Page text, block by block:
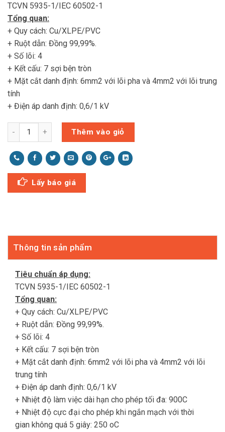
TCVN 5935-1/IEC 60502-1
Tổng quan:
+ Quy cách: Cu/XLPE/PVC
+ Ruột dẫn: Đồng 99,99%.
+ Số lõi: 4
+ Kết cấu: 7 sợi bện tròn
+ Mặt cắt danh định: 6mm2 với lõi pha và 4mm2 với lõi trung
tính
+ Điện áp danh định: 0,6/1 kV
Thêm vào giỏ
Lấy báo giá
Thông tin sản phẩm
Tiêu chuẩn áp dụng:
TCVN 5935-1/IEC 60502-1
Tổng quan:
+ Quy cách: Cu/XLPE/PVC
+ Ruột dẫn: Đồng 99,99%.
+ Số lõi: 4
+ Kết cấu: 7 sợi bện tròn
+ Mặt cắt danh định: 6mm2 với lõi pha và 4mm2 với lõi
trung tính
+ Điện áp danh định: 0,6/1 kV
+ Nhiệt độ làm việc dài hạn cho phép tối đa: 900C
+ Nhiệt độ cực đại cho phép khi ngắn mạch với thời
gian không quá 5 giây: 250 oC